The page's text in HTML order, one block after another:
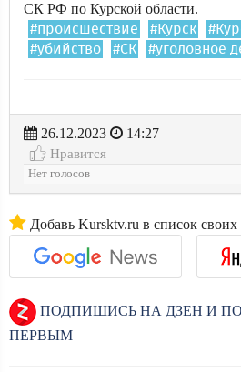
СК РФ по Курской области.
#происшествие #Курск
#убийство
#СК #уголовное
26.12.2023
14:27
Нравится
Нет голосов
Добавь Kursktv.ru в список своих
ПОДПИШИСЬ НА ДЗЕН И
ПЕРВЫМ